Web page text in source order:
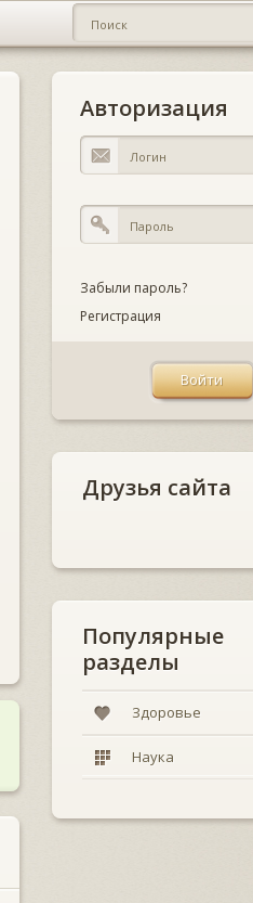
Авторизация
Забыли пароль?
Регистрация
Друзья сайта
Популярные
разделы
Здоровье
Наука